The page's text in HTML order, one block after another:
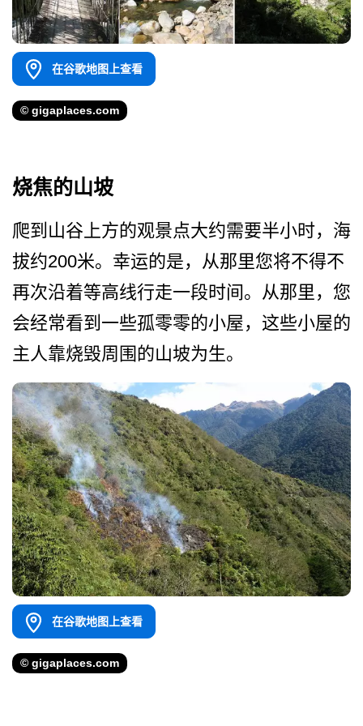
在谷歌地图上查看
© gigaplaces.com
烧焦的山坡
爬到山谷上方的观景点大约需­要半小时，海
拔约200米。幸运的是，从那里您将不­得不
再次沿着等高线行走一段时间。从那里，您
会经常­看到一些孤零零的小屋，这些小屋的
主人靠烧毁周围的­山坡为生。
在谷歌地图上查看
© gigaplaces.com